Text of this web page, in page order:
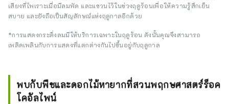
เสียงที่ไพเราะเมื่อมีลมพัด และแขวนไว้ในช่วงฤดูร้อนเพื่อให้ความรู้สึกเย็น
สบาย และยังถือเป็นสัญลักษณ์แห่งฤดูกาลอีกด้วย
*การแสดงกระดิ่งลมมีให้บริการเฉพาะในฤดูร้อน ดังนั้นคุณจึงสามารถ
เพลิดเพลินกับการแสดงที่แตกต่างกันไปขึ้นอยู่กับฤดูกาล
พบกับพืชและดอกไม้หายากที่สวนพฤกษศาสตร์ร็อค
โคอัลไพน์